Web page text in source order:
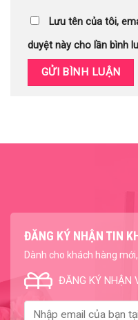
Lưu tên của tôi,
duyệt này cho lần bình
ĐĂNG KÝ NHẬN TIN
Dành cho khách hàng
ĐĂNG KÝ NHẬN